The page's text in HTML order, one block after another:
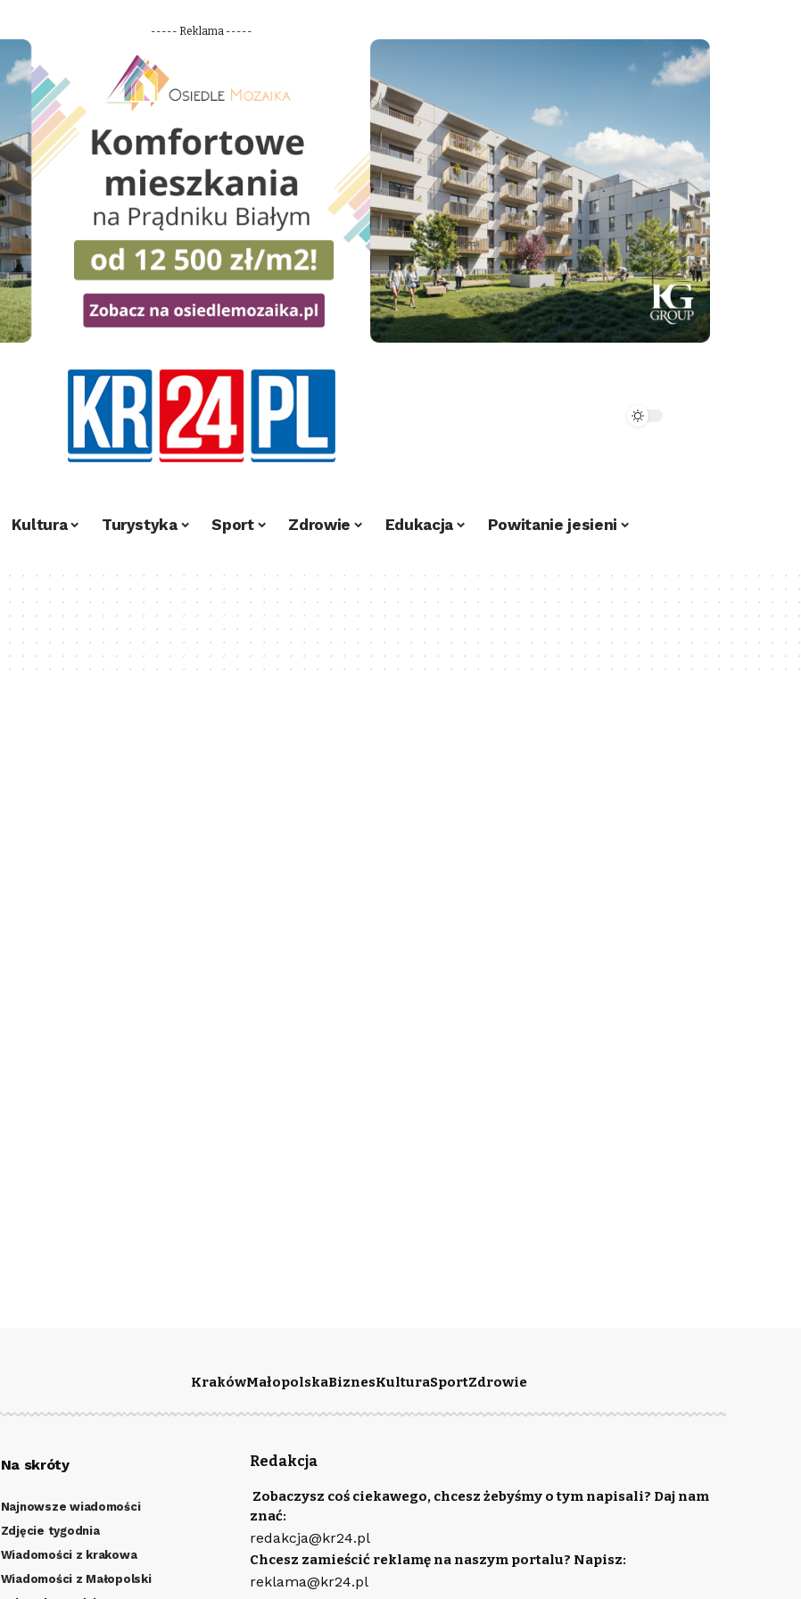
----- Reklama -----
Kultura Turystyka Sport Zdrowie Edukacja Powitanie jesieni
KrakówMałopolskaBiznesKulturaSportZdrowie
Na skróty
Najnowsze wiadomości
Zdjęcie tygodnia
Wiadomości z krakowa
Wiadomości z Małopolski
Redakcja
Zobaczysz coś ciekawego, chcesz żebyśmy o tym napisali? Daj nam
znać:
redakcja@kr24.pl
Chcesz zamieścić reklamę na naszym portalu? Napisz:
reklama@kr24.pl